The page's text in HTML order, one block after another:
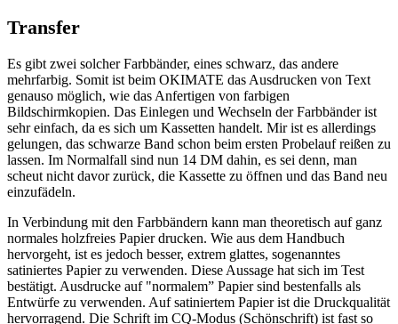
Transfer
Es gibt zwei solcher Farbbänder, eines schwarz, das andere
mehrfarbig. Somit ist beim OKIMATE das Ausdrucken von Text
genauso möglich, wie das Anfertigen von farbigen
Bildschirmkopien. Das Einlegen und Wechseln der Farbbänder ist
sehr einfach, da es sich um Kassetten handelt. Mir ist es allerdings
gelungen, das schwarze Band schon beim ersten Probelauf reißen zu
lassen. Im Normalfall sind nun 14 DM dahin, es sei denn, man
scheut nicht davor zurück, die Kassette zu öffnen und das Band neu
einzufädeln.
In Verbindung mit den Farbbändern kann man theoretisch auf ganz
normales holzfreies Papier drucken. Wie aus dem Handbuch
hervorgeht, ist es jedoch besser, extrem glattes, sogenanntes
satiniertes Papier zu verwenden. Diese Aussage hat sich im Test
bestätigt. Ausdrucke auf "normalem” Papier sind bestenfalls als
Entwürfe zu verwenden. Auf satiniertem Papier ist die Druckqualität
hervorragend. Die Schrift im CQ-Modus (Schönschrift) ist fast so